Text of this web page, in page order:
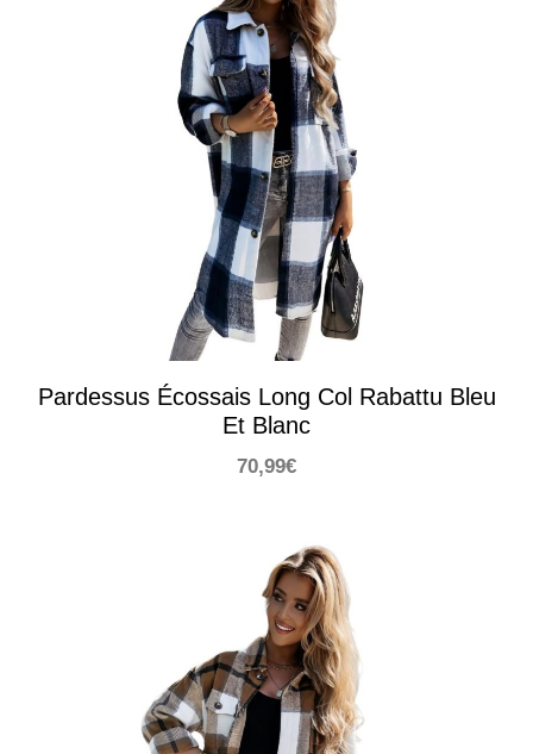
Pardessus Écossais Long Col Rabattu Bleu
Et Blanc
70,99€